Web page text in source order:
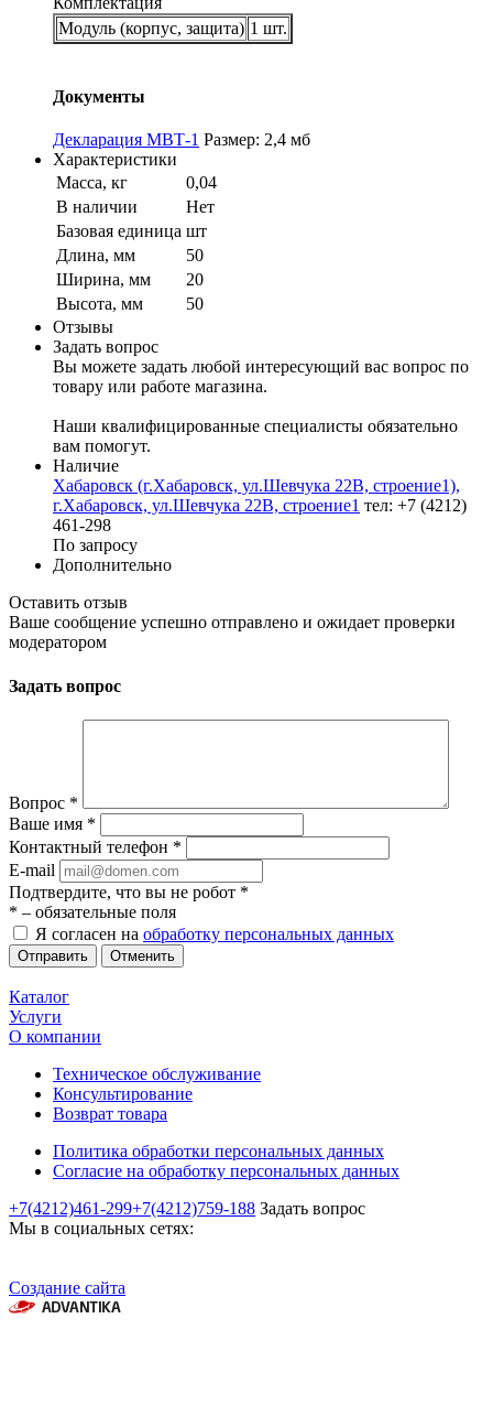
Модуль (корпус, защита) 1 шт.
Документы
Декларация МВТ-1 Размер: 2,4 мб
Характеристики
Масса, кг
0,04
В наличии
Нет
Базовая единица шт
Длина, мм
50
Ширина, мм
20
Высота, мм
50
Отзывы
Задать вопрос
Вы можете задать любой интересующий вас вопрос по
товару или работе магазина.
Наши квалифицированные специалисты обязательно
вам помогут.
Наличие
Хабаровск (г.Хабаровск, ул.Шевчука 22В, строение1),
г.Хабаровск, ул.Шевчука 22В, строение1 тел: +7 (4212)
461-298
По запросу
Дополнительно
Оставить отзыв
Ваше сообщение успешно отправлено и ожидает проверки
модератором
Задать вопрос
Вопрос *
Ваше имя *
Контактный телефон *
E-mail
Подтвердите, что вы не робот *
* – обязательные поля
Я согласен на обработку персональных данных
Отменить
Каталог
Услуги
О компании
Техническое обслуживание
Консультирование
Возврат товара
Политика обработки персональных данных
Согласие на обработку персональных данных
+7(4212)461-299+7(4212)759-188 Задать вопрос
Мы в социальных сетях:
Создание сайта